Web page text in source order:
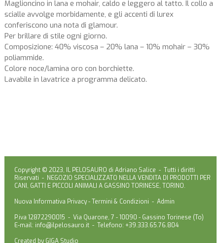
Maglioncino in lana e mohair, caldo e leggero al tatto. Il collo a
scialle avvolge morbidamente, e gli accenti di lurex
conferiscono una nota di glamour.
Per brillare di stile ogni giorno.
Composizione: 40% viscosa – 20% lana – 10% mohair – 30%
poliammide.
Colore noce/lamina oro con borchiette.
Lavabile in lavatrice a programma delicato.
Copyright © 2023, IL PELOSAURO di Adriano Salice - Tutti i diritti
Riservati - NEGOZIO SPECIALIZZATO NELLA VENDITA DI PRODOTTI PER
CANI, GATTI E PICCOLI ANIMALI A GASSINO TORINESE, TORINO.
Nuova Informativa Privacy-Termini & Condizioni - Admin
P.iva 12872290015 - Via Quarone, 7 - 10090 - Gassino Torinese (To)
E-mail: info@ilpelosauro.it- Telefono: +39.333.65.76.804
Created by GIGA Studio